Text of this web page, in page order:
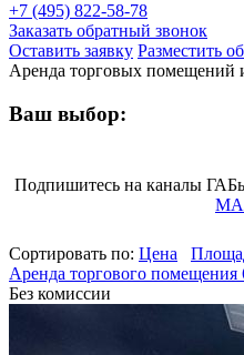
+7 (495) 822-58-78
Заказать обратный звонок
Оставить заявку Разместить
Аренда торговых помещений
Ваш выбор:
Подпишитесь на каналы
Сортировать по: Цена
Аренда торгового
Без комиссии